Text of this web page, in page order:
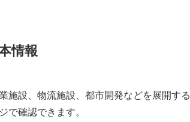
情報
施設、物流施設、都市開発などを展開する
で確認できます。